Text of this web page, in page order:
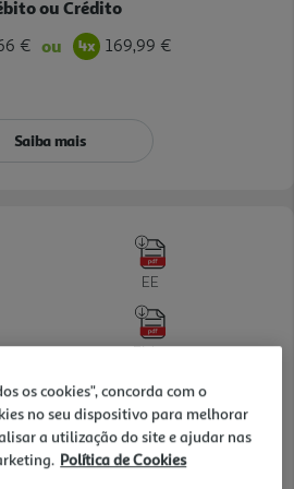
ou Crédito
€ ou 169,99 €
Saiba mais
EE
Ficha
RS3P538NAIE Kitchen Fit Total No
para quem procura grande
os cookies", concorda com o
no seu dispositivo para melhorar
a utilização do site e ajudar nas
Política de Cookies